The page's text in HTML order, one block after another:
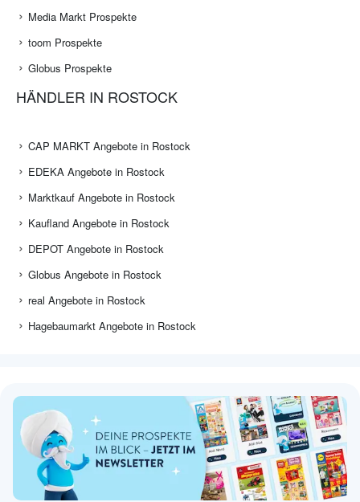
Media Markt Prospekte
toom Prospekte
Globus Prospekte
HÄNDLER IN ROSTOCK
CAP MARKT Angebote in Rostock
EDEKA Angebote in Rostock
Marktkauf Angebote in Rostock
Kaufland Angebote in Rostock
DEPOT Angebote in Rostock
Globus Angebote in Rostock
real Angebote in Rostock
Hagebaumarkt Angebote in Rostock